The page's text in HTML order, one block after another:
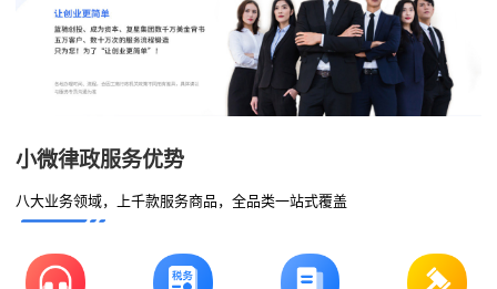
小微律政服务优势
八大业务领域，上千款服务商品，全品类一站式覆盖